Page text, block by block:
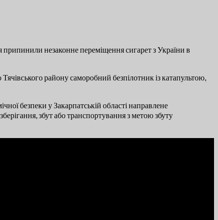
незаконне переміщення сигарет з України в
району саморобний безпілотник із катапультою,
безпеки у Закарпатській області направлене
збут або транспортування з метою збуту